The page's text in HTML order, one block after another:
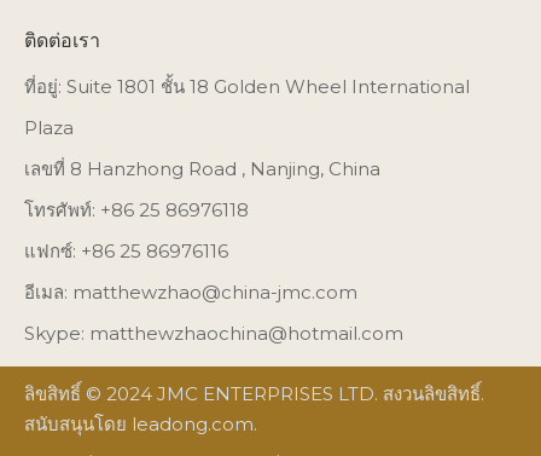
ติดต่อเรา
ที่อยู่: Suite 1801 ชั้น 18 Golden Wheel International
Plaza
เลขที่ 8 Hanzhong Road , Nanjing, China
โทรศัพท์: +86 25 86976118
แฟกซ์: +86 25 86976116
อีเมล: matthewzhao@china-jmc.com
Skype: matthewzhaochina@hotmail.com
ลิขสิทธิ์ © 2024 JMC ENTERPRISES LTD. สงวนลิขสิทธิ์.
สนับสนุนโดย leadong.com.